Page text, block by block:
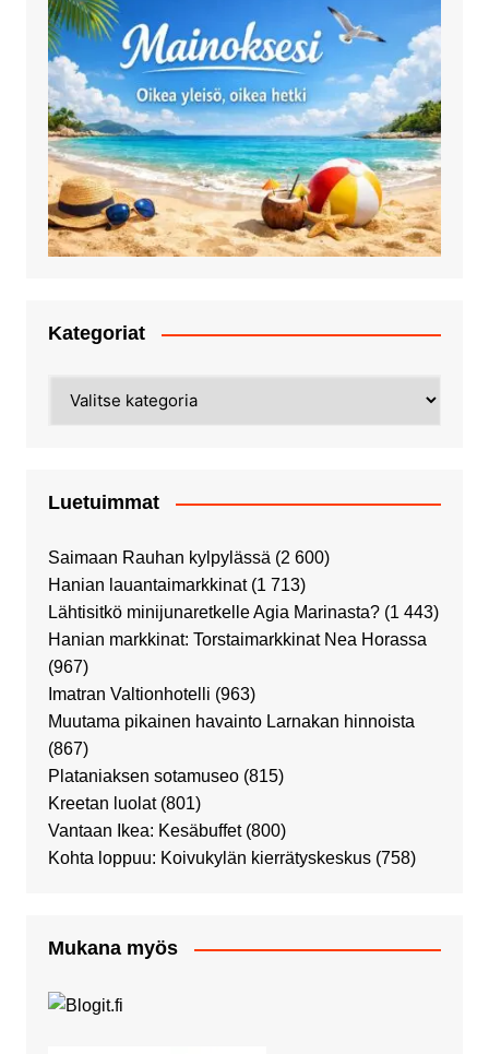
Kategoriat
Luetuimmat
Saimaan Rauhan kylpylässä (2 600)
Hanian lauantaimarkkinat (1 713)
Lähtisitkö minijunaretkelle Agia Marinasta? (1 443)
Hanian markkinat: Torstaimarkkinat Nea Horassa
(967)
Imatran Valtionhotelli (963)
Muutama pikainen havainto Larnakan hinnoista
(867)
Plataniaksen sotamuseo (815)
Kreetan luolat (801)
Vantaan Ikea: Kesäbuffet (800)
Kohta loppuu: Koivukylän kierrätyskeskus (758)
Mukana myös